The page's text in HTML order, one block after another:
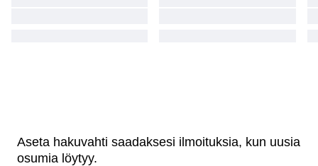
Aseta hakuvahti saadaksesi ilmoituksia, kun uusia
osumia löytyy.